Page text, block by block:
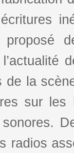
de la
sur
radios